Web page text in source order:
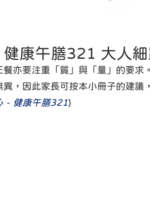
健康午膳321 大人
亦要注重「質」與「量」的要
，因此家長可按本小冊子的建
- 健康午膳321)